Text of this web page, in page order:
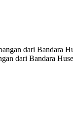
dari Bandara